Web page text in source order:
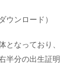
ウンロード）
なっており、
半分の出生証明